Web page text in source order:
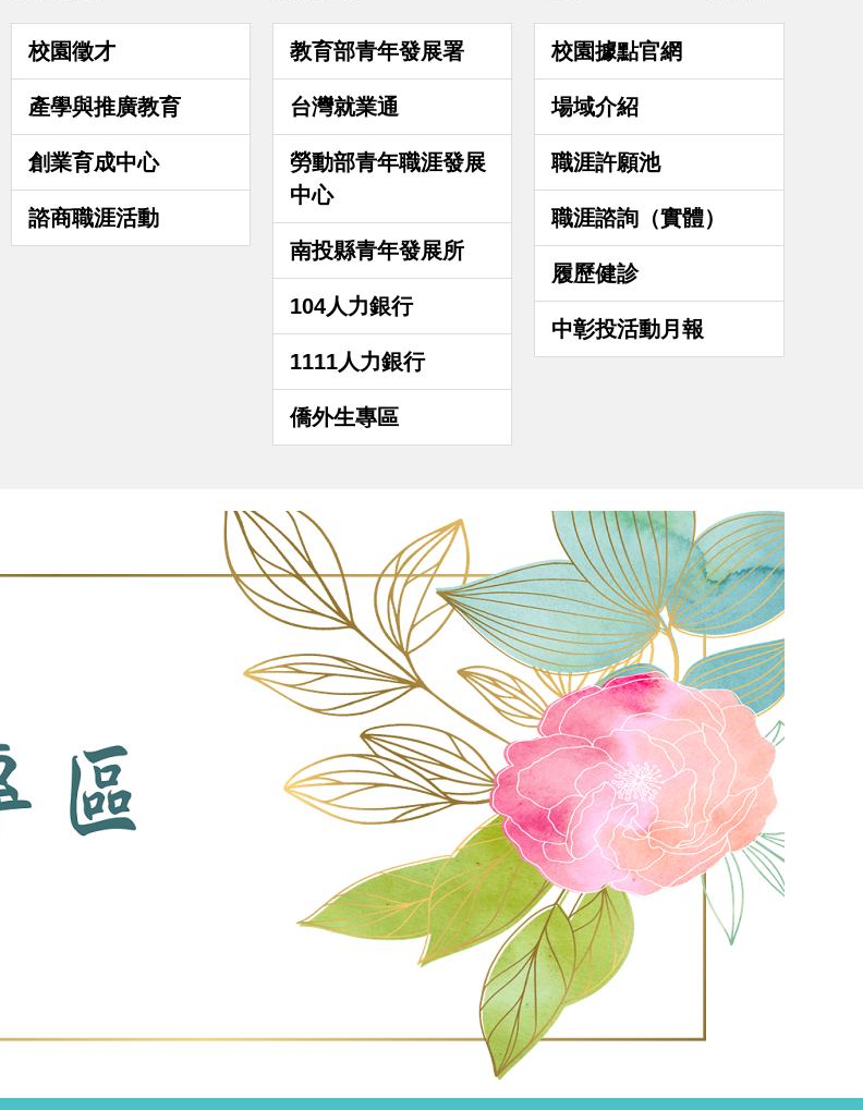
校園徵才
產學與推廣教育
創業育成中心
諮商職涯活動
教育部青年發展署
台灣就業通
勞動部青年職涯發展
中心
南投縣青年發展所
104人力銀行
1111人力銀行
僑外生專區
校園據點官網
場域介紹
職涯許願池
職涯諮詢（實體）
履歷健診
中彰投活動月報